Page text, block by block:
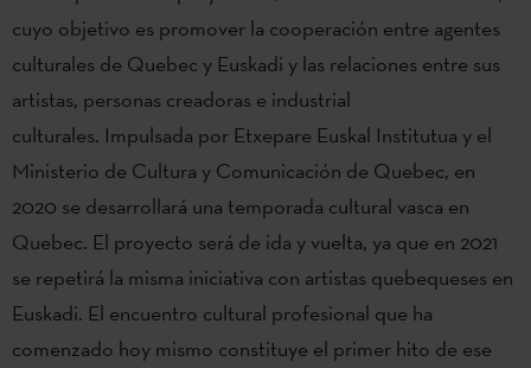
cuyo objetivo es promover la cooperación entre agentes
culturales de Quebec y Euskadi y las relaciones entre sus
artistas, personas creadoras e industrial
culturales. Impulsada por Etxepare Euskal Institutua y el
Ministerio de Cultura y Comunicación de Quebec, en
2020 se desarrollará una temporada cultural vasca en
Quebec. El proyecto será de ida y vuelta, ya que en 2021
se repetirá la misma iniciativa con artistas quebequeses en
Euskadi. El encuentro cultural profesional que ha
comenzado hoy mismo constituye el primer hito de ese